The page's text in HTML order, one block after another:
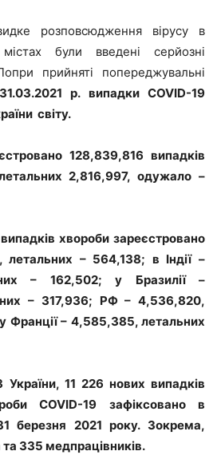
розповсюдження вірусу в
були введені серйозні
прийняті попереджувальні
р. випадки COVID-19
світу.
128,839,816 випадків
2,816,997, одужало –
хвороби зареєстровано
– 564,138; в Індії –
– 162,502; у Бразилії –
– 317,936; РФ – 4,536,820,
Франції – 4,585,385, летальних
11 226 нових випадків
COVID-19 зафіксовано в
березня 2021 року. Зокрема,
335 медпрацівників.